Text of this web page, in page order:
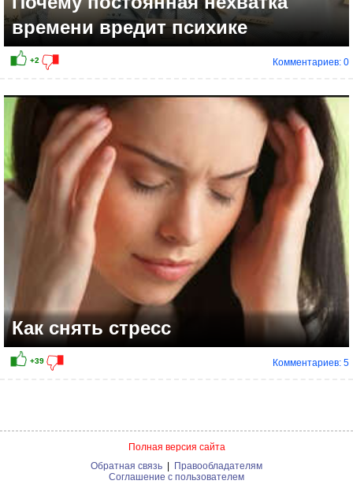
времени вредит психике
Комментариев: 0
Как снять стресс
Комментариев: 5
Полная версия сайта
Обратная связь | Правообладателям
Соглашение с пользователем